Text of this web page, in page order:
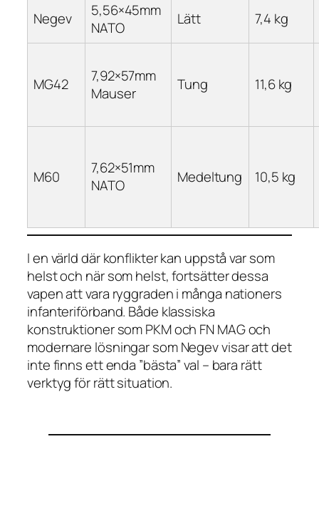
Negev
5,56×45mm
NATO
Lätt 7,4 kg
MG42
7,92×57mm
Mauser
Tung 11,6 kg
M60
7,62×51mm
NATO
Medeltung 10,5 kg
I en värld där konflikter kan uppstå var som
helst och när som helst, fortsätter dessa
vapen att vara ryggraden i många nationers
infanteriförband. Både klassiska
konstruktioner som PKM och FN MAG och
modernare lösningar som Negev visar att det
inte finns ett enda ”bästa” val – bara rätt
verktyg för rätt situation.